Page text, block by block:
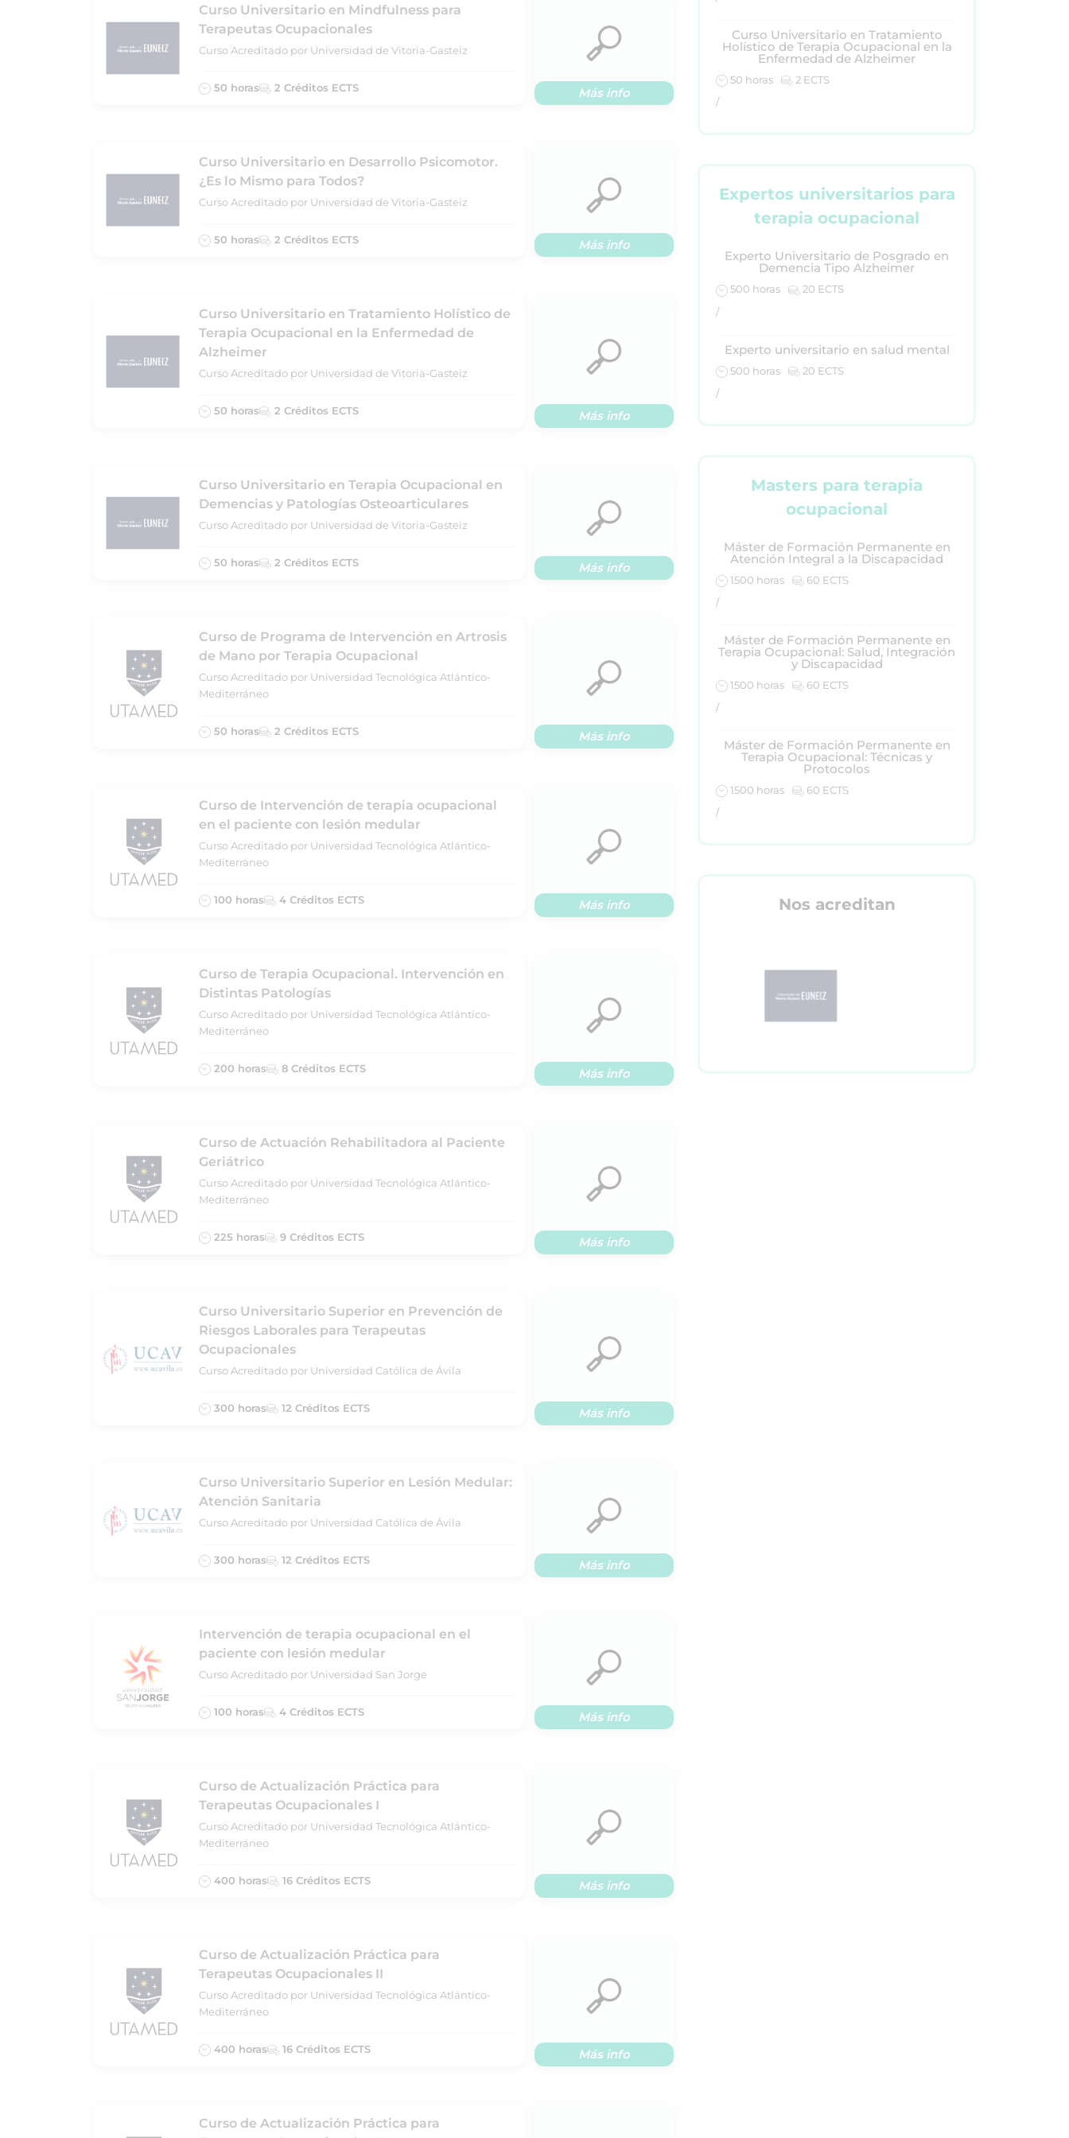
Curso Universitario en Mindfulness para
Terapeutas Ocupacionales
Curso Acreditado por Universidad de Vitoria-Gasteiz
50 horas 2 Créditos ECTS Más info
Curso Universitario en Desarrollo Psicomotor.
¿Es lo Mismo para Todos?
Curso Acreditado por Universidad de Vitoria-Gasteiz
50 horas 2 Créditos ECTS Más info
Curso Universitario en Tratamiento Holístico de
Terapia Ocupacional en la Enfermedad de
Alzheimer
Curso Acreditado por Universidad de Vitoria-Gasteiz
50 horas 2 Créditos ECTS Más info
Curso Universitario en Terapia Ocupacional en
Demencias y Patologías Osteoarticulares
Curso Acreditado por Universidad de Vitoria-Gasteiz
50 horas 2 Créditos ECTS Más info
Curso de Programa de Intervención en Artrosis
de Mano por Terapia Ocupacional
Curso Acreditado por Universidad Tecnológica Atlántico-
Mediterráneo
50 horas 2 Créditos ECTS Más info
Curso de Intervención de terapia ocupacional
en el paciente con lesión medular
Curso Acreditado por Universidad Tecnológica Atlántico-
Mediterráneo
100 horas 4 Créditos ECTS Más info
Curso de Terapia Ocupacional. Intervención en
Distintas Patologías
Curso Acreditado por Universidad Tecnológica Atlántico-
Mediterráneo
200 horas 8 Créditos ECTS Más info
Curso de Actuación Rehabilitadora al Paciente
Geriátrico
Curso Acreditado por Universidad Tecnológica Atlántico-
Mediterráneo
225 horas 9 Créditos ECTS Más info
Curso Universitario Superior en Prevención de
Riesgos Laborales para Terapeutas
Ocupacionales
Curso Acreditado por Universidad Católica de Ávila
300 horas 12 Créditos ECTS Más info
Curso Universitario Superior en Lesión Medular:
Atención Sanitaria
Curso Acreditado por Universidad Católica de Ávila
300 horas 12 Créditos ECTS Más info
Intervención de terapia ocupacional en el
paciente con lesión medular
Curso Acreditado por Universidad San Jorge
100 horas 4 Créditos ECTS Más info
Curso de Actualización Práctica para
Terapeutas Ocupacionales I
Curso Acreditado por Universidad Tecnológica Atlántico-
Mediterráneo
400 horas 16 Créditos ECTS Más info
Curso de Actualización Práctica para
Terapeutas Ocupacionales II
Curso Acreditado por Universidad Tecnológica Atlántico-
Mediterráneo
400 horas 16 Créditos ECTS Más info
Curso de Actualización Práctica para
Curso Universitario en Tratamiento
Holístico de Terapia Ocupacional en la
Enfermedad de Alzheimer
50 horas
2 ECTS
/
Expertos universitarios para
terapia ocupacional
Experto Universitario de Posgrado en
Demencia Tipo Alzheimer
500 horas
20 ECTS
/
Experto universitario en salud mental
500 horas
20 ECTS
/
Masters para terapia
ocupacional
Máster de Formación Permanente en
Atención Integral a la Discapacidad
1500 horas
60 ECTS
/
Máster de Formación Permanente en
Terapia Ocupacional: Salud, Integración
y Discapacidad
1500 horas
60 ECTS
/
Máster de Formación Permanente en
Terapia Ocupacional: Técnicas y
Protocolos
1500 horas
60 ECTS
/
Nos acreditan